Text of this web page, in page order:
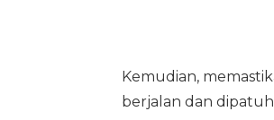
Kemudian,
berjalan dan